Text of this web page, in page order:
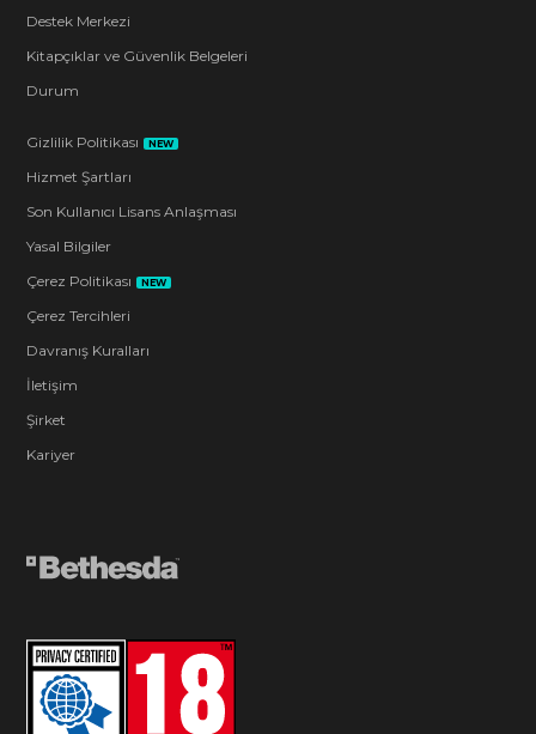
Destek Merkezi
Kitapçıklar ve Güvenlik Belgeleri
Durum
Gizlilik Politikası NEW
Hizmet Şartları
Son Kullanıcı Lisans Anlaşması
Yasal Bilgiler
Çerez Politikası
NEW
Çerez Tercihleri
Davranış Kuralları
İletişim
Şirket
Kariyer